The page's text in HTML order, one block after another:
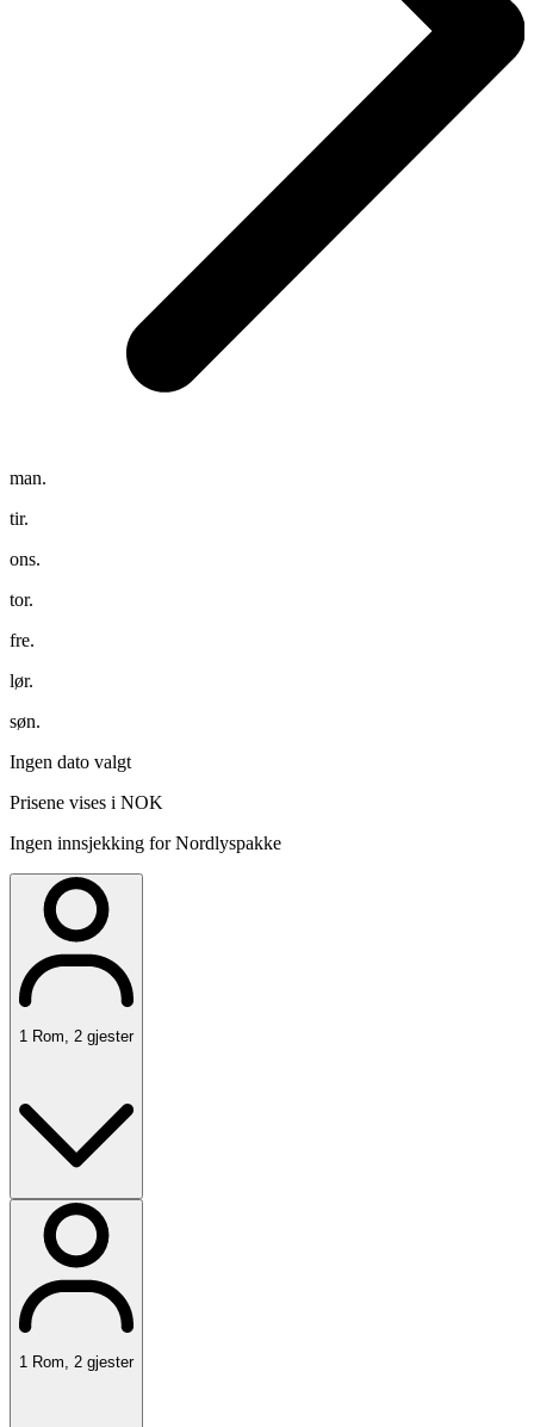
man.
tir.
ons.
tor.
fre.
lør.
søn.
Ingen dato valgt
Prisene vises i NOK
Ingen innsjekking for Nordlyspakke
1 Rom 2 gjester
1 Rom 2 gjester